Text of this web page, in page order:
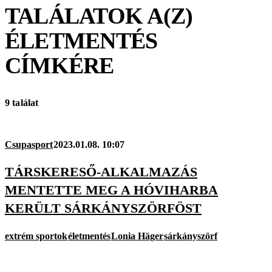
TALÁLATOK A(Z)
ÉLETMENTÉS
CÍMKÉRE
9 találat
Csupasport2023.01.08. 10:07
TÁRSKERESŐ-ALKALMAZÁS
MENTETTE MEG A HÓVIHARBA
KERÜLT SÁRKÁNYSZÖRFÖST
extrém sportokéletmentésLonia Hägersárkányszörf